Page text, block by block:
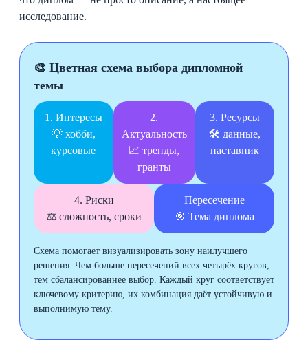
исследование.
🎨 Цветная схема выбора дипломной
темы
1. Интересы
💡 хобби,
курсовые
2.
Актуальность
📈 тренды,
гранты
3. Ресурсы
🛠️ данные,
наставник
4. Риски
⚖️ сложность, сроки
Пересечение
🎯 Тема диплома
Схема помогает визуализировать зону наилучшего
решения. Чем больше пересечений всех четырёх кругов,
тем сбалансированнее выбор. Каждый круг соответствует
ключевому критерию, их комбинация даёт устойчивую и
выполнимую тему.